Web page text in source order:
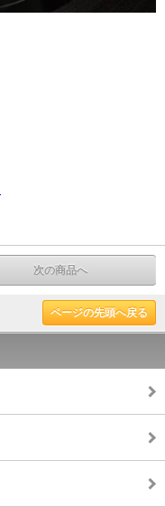
次の商品へ
ページの先頭へ戻る